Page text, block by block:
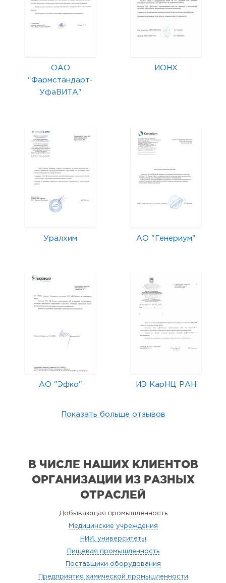
ОАО
"Фармстандарт-
УфаВИТА"
ИОНХ
Уралхим АО "Генериум"
АО "Эфко" ИЭ КарНЦ РАН
Показать больше отзывов
В ЧИСЛЕ НАШИХ КЛИЕНТОВ
ОРГАНИЗАЦИИ ИЗ РАЗНЫХ
ОТРАСЛЕЙ
Добывающая промышленность
Медицинские учреждения
НИИ, университеты
Пищевая промышленность
Поставщики оборудования
Предприятия химической промышленности